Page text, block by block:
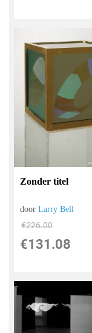
Zonder titel
doorLarry Bell
€226.00
€131.08